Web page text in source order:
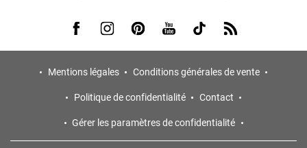
Visit us on Facebook
Visit us on Instagram
Visit us on Pinterest
Visit us on Youtube
Visit us on Tiktok
Visit us on Rss
Mentions légales
Conditions générales de vente
Politique de confidentialité
Contact
Gérer les paramètres de confidentialité